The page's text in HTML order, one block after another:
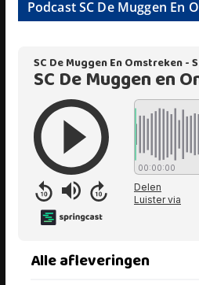
Podcast SC De Muggen En